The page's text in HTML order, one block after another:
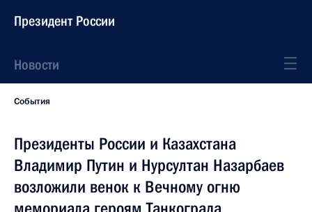
Президент России
Новости
События
Президенты России и Казахстана
Владимир Путин и Нурсултан Назарбаев
возложили венок к Вечному огню